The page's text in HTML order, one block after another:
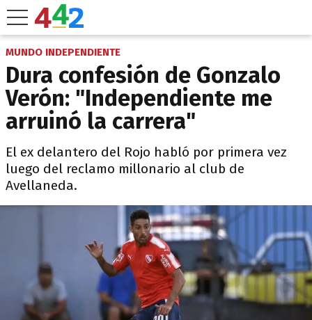
MUNDO INDEPENDIENTE
Dura confesión de Gonzalo
Verón: "Independiente me
arruinó la carrera"
El ex delantero del Rojo habló por primera vez
luego del reclamo millonario al club de
Avellaneda.